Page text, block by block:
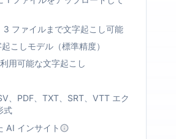
3 ファイルまで文字起こし可能
こしモデル（標準精度）
用可能な文字起こし
、PDF、TXT、SRT、VTT エク
式
AI インサイト